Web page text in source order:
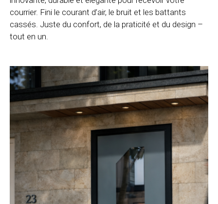
courrier. Fini le courant d’air, le bruit et les battants
cassés. Juste du confort, de la praticité et du design –
tout en un.